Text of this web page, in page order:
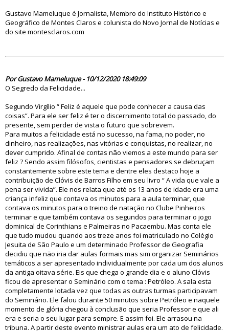
Gustavo Mameluque é Jornalista, Membro do Instituto Histórico e
Geográfico de Montes Claros e colunista do Novo Jornal de Notícias e
do site montesclaros.com
Por Gustavo Mameluque - 10/12/2020 18:49:09
O Segredo da Felicidade...
Segundo Virgílio “ Feliz é aquele que pode conhecer a causa das
coisas”. Para ele ser feliz é ter o discernimento total do passado, do
presente, sem perder de vista o futuro que sobrevem.
Para muitos a felicidade está no sucesso, na fama, no poder, no
dinheiro, nas realizações, nas vitórias e conquistas, no realizar, no
dever cumprido. Afinal de contas não viemos a este mundo para ser
feliz ? Sendo assim filósofos, cientistas e pensadores se debruçam
constantemente sobre este tema e dentre eles destaco hoje a
contribuição de Clóvis de Barros Filho em seu livro “ A vida que vale a
pena ser vivida”. Ele nos relata que até os 13 anos de idade era uma
criança infeliz que contava os minutos para a aula terminar, que
contava os minutos para o treino de natação no Clube Pinheiros
terminar e que também contava os segundos para terminar o jogo
dominical de Corinthians e Palmeiras no Pacaembu. Mas conta ele
que tudo mudou quando aos treze anos foi matriculado no Colégio
Jesuita de São Paulo e um determinado Professor de Geografia
decidiu que não iria dar aulas formais mas sim organizar Seminários
temáticos a ser apresentado individualmente por cada um dos alunos
da antiga oitava série. Eis que chega o grande dia e o aluno Clóvis
ficou de apresentar o Seminário com o tema : Petróleo. A sala esta
completamente lotada vez que todas as outras turmas participavam
do Seminário. Ele falou durante 50 minutos sobre Petróleo e naquele
momento de glória chegou à conclusão que seria Professor e que ali
era e seria o seu lugar para sempre. E assim foi. Ele arrasou na
tribuna. A partir deste evento ministrar aulas era um ato de felicidade.